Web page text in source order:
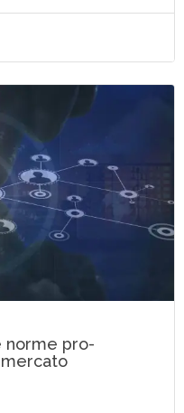
norme pro-